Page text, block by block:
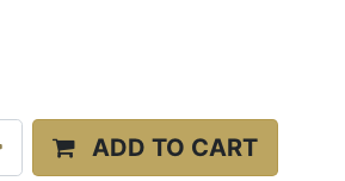
ADD TO CART